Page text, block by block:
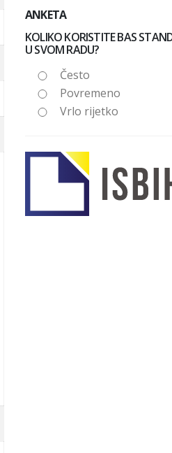
ANKETA
KOLIKO KORISTITE BAS
U SVOM RADU?
Često
Povremeno
Vrlo rijetko